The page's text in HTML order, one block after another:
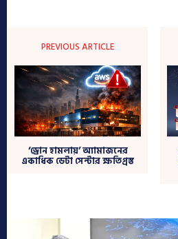
PREVIOUS ARTICLE
‘ড্রোন হামলায়’ অ্যামাজনের
একাধিক ডেটা সেন্টার ক্ষতিগ্রস্ত